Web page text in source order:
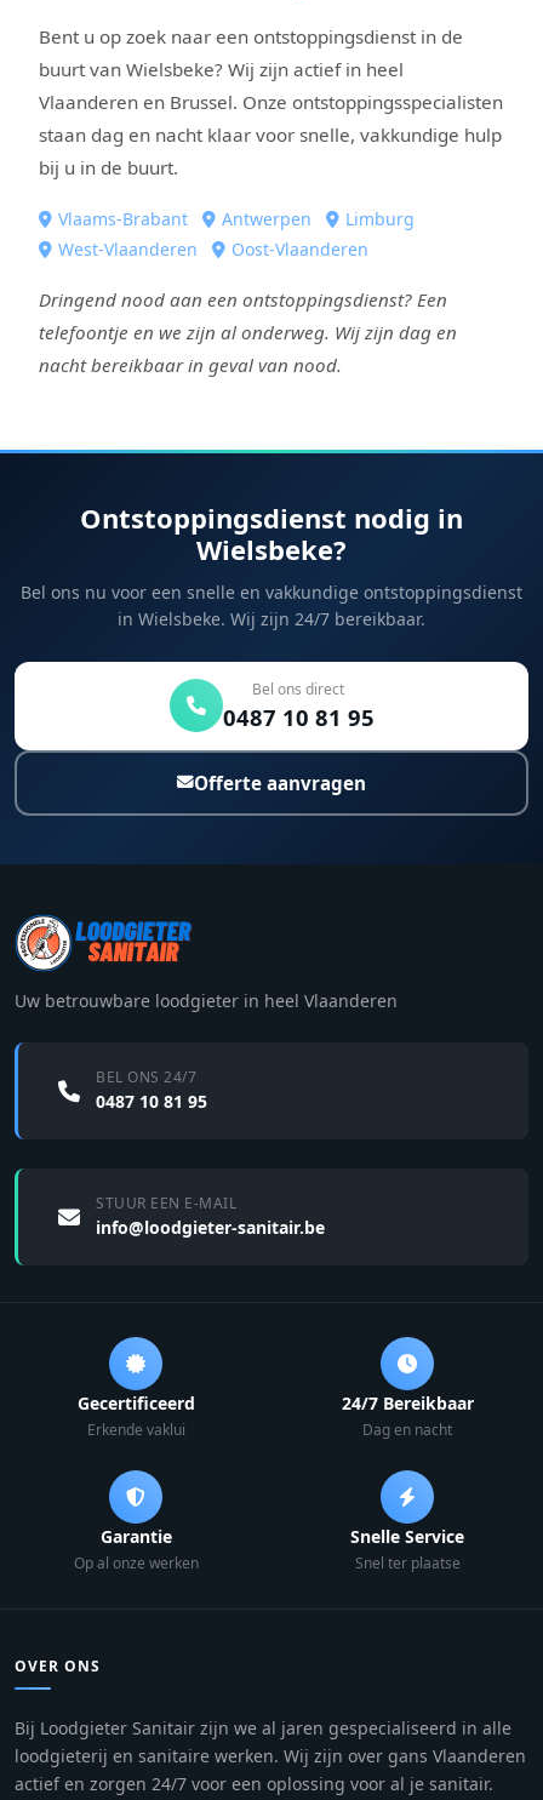
Bent u op zoek naar een ontstoppingsdienst in de
buurt van Wielsbeke? Wij zijn actief in heel
Vlaanderen en Brussel. Onze ontstoppingsspecialisten
staan dag en nacht klaar voor snelle, vakkundige hulp
bij u in de buurt.
Vlaams-Brabant Antwerpen
Limburg
West-Vlaanderen
Oost-Vlaanderen
Dringend nood aan een ontstoppingsdienst? Een
telefoontje en we zijn al onderweg. Wij zijn dag en
nacht bereikbaar in geval van nood.
Ontstoppingsdienst nodig in
Wielsbeke?
Bel ons nu voor een snelle en vakkundige ontstoppingsdienst
in Wielsbeke. Wij zijn 24/7 bereikbaar.
Bel ons direct
0487 10 81 95
Offerte aanvragen
Uw betrouwbare loodgieter in heel Vlaanderen
BEL ONS 24/7
0487 10 81 95
STUUR EEN E-MAIL
info@loodgieter-sanitair.be
Gecertificeerd
Erkende vaklui
24/7 Bereikbaar
Dag en nacht
Garantie
Op al onze werken
Snelle Service
Snel ter plaatse
OVER ONS
Bij Loodgieter Sanitair zijn we al jaren gespecialiseerd in alle
loodgieterij en sanitaire werken. Wij zijn over gans Vlaanderen
actief en zorgen 24/7 voor een oplossing voor al je sanitair.